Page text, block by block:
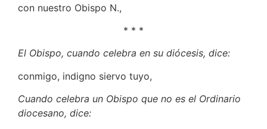
con nuestro Obispo N.,
* * *
El Obispo, cuando celebra en su diócesis, dice:
conmigo, indigno siervo tuyo,
Cuando celebra un Obispo que no es el Ordinario
diocesano, dice: